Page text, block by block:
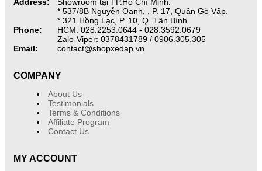
* 537/8B Nguyễn Oanh, , P. 17, Quận Gò Vấp.
* 321 Hồng Lạc, P. 10, Q. Tân Bình.
Phone:
HCM: 028.2253.0644 - 028.3592.0679
Zalo-Viper: 0378431789 / 0906.305.305
Email:
contact@shopxedap.vn
COMPANY
About Us
Testimonials
Terms & Conditions
Affiliate Program
Contact Us
MY ACCOUNT